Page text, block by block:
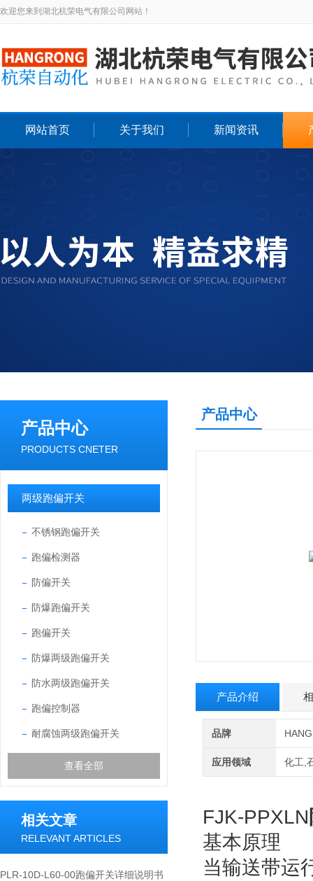
欢迎您来到湖北杭荣电气有限公司网站！
网站首页 关于我们 新闻资讯
产品中心
PRODUCTS CNETER
两级跑偏开关
不锈钢跑偏开关
跑偏检测器
防偏开关
防爆跑偏开关
跑偏开关
防爆两级跑偏开关
防水两级跑偏开关
跑偏控制器
耐腐蚀两级跑偏开关
查看全部
相关文章
RELEVANT ARTICLES
PLR-10D-L60-00跑偏开关详细说明书
产品中心
产品介绍
品牌
应用领域 化工,
FJK-PPXLN
基本原理
当输送带运